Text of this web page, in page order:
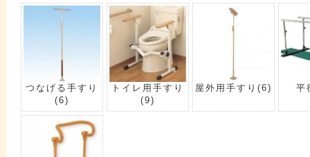
つなげる手すり
(6)
トイレ用手すり
(9)
屋外用手すり (6) 平